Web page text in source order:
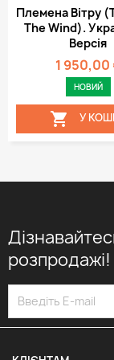
Племена Вітру
The Wind).
Версія
1 950,00
НОВИЙ
 У
розпродажі!